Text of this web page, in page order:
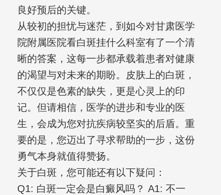
良好预后的关键。
从较初的担忧与迷茫，到如今对甘肃医学
院附属医院看白斑挂什么科室有了一个清
晰的答案，这每一步都承载着患者对健康
的渴望与对未来的期盼。皮肤上的白斑，
不仅仅是色素的缺失，更是心灵上的印
记。但请相信，医学的进步和专业的医
生，会成为您对抗疾病较坚实的后盾。重
要的是，您迈出了寻求帮助的一步，这份
勇气本身就值得赞扬。
关于白斑，您可能还有以下疑问：
Q1: 白斑一定会是白癜风吗？ A1: 不一